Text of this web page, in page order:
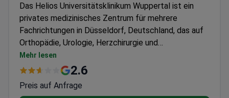
Das Helios Universitätsklinikum Wuppertal ist ein
privates medizinisches Zentrum für mehrere
Fachrichtungen in Düsseldorf, Deutschland, das auf
Orthopädie, Urologie, Herzchirurgie und
Allgemeinchirurgie spezialisiert ist. Das Krankenhaus
behandelt sowohl Erwachsene als auch Kinder und
wird jährlich von rund 150.000 Patienten gewählt. Es
wird am häufigsten von Patienten aus den GUS-
Mehr lesen
2.6
Preis auf Anfrage